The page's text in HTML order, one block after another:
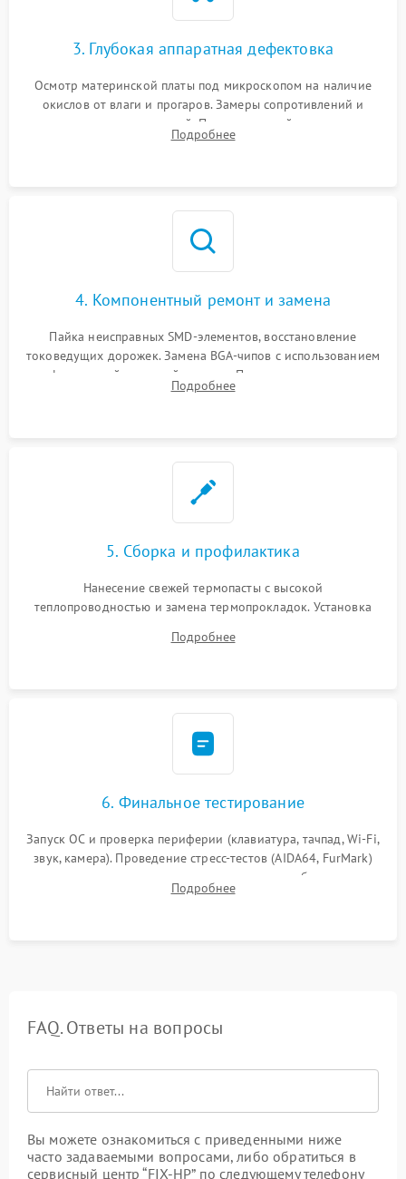
3. Глубокая аппаратная дефектовка
Осмотр материнской платы под микроскопом на наличие
окислов от влаги и прогаров. Замеры сопротивлений и
дежурных напряжений. Проверка цепей питания,
мультиконтроллера, процессора и видеочипа.
Подробнее
4. Компонентный ремонт и замена
Пайка неисправных SMD-элементов, восстановление
токоведущих дорожек. Замена BGA-чипов с использованием
инфракрасной паяльной станции. Прошивка микросхемы
BIOS или замена поврежденных портов USB
Подробнее
5. Сборка и профилактика
Нанесение свежей термопасты с высокой
теплопроводностью и замена термопрокладок. Установка
шлейфов, модулей памяти и накопителей. Предварительная
Подробнее
6. Финальное тестирование
Запуск ОС и проверка периферии (клавиатура, тачпад, Wi-Fi,
звук, камера). Проведение стресс-тестов (AIDA64, FurMark)
для контроля температурного режима и стабильности
системы под пиковой нагрузкой.
Подробнее
FAQ. Ответы на вопросы
Вы можете ознакомиться с приведенными ниже
часто задаваемыми вопросами, либо обратиться в
сервисный центр “FIX-HP” по следующему телефону